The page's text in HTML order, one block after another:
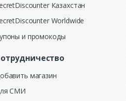
Казахстан
Worldwide
и промокоды
магазин
СМИ